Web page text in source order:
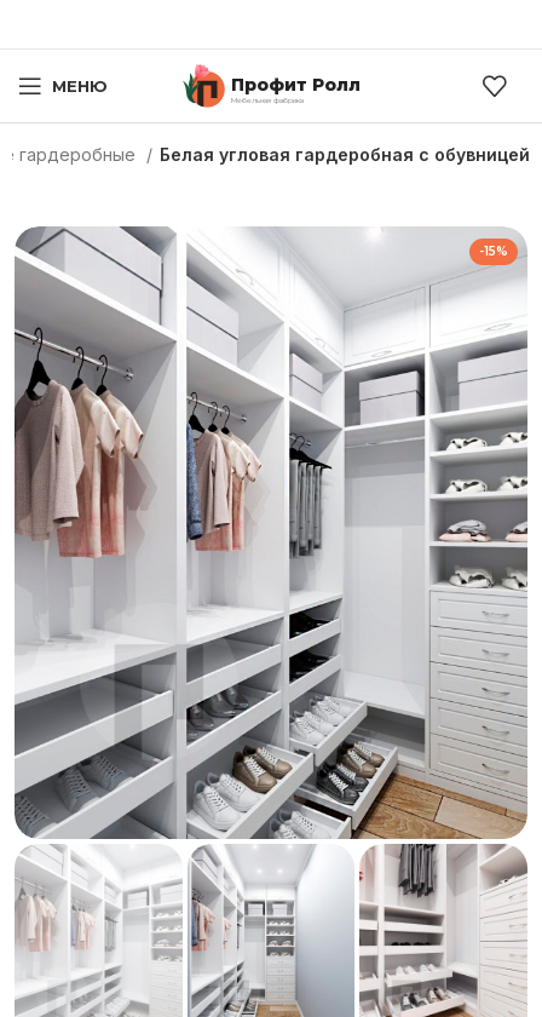
МЕНЮ Профит Ролл
Мебельная фабрика
гардеробные Белая угловая гардеробная с обувницей
-15%